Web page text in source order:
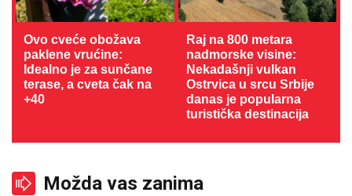
Ovo cveće obožava
paklene vrućine:
Idealno je za sunčane
terase, a cveta čak na
+40
Raj na 800 metara
nadmorske visine:
Nekadašnji vulkan
Ostrvica u srcu Srbije
danas je popularna
turistička destinacija
Možda vas zanima